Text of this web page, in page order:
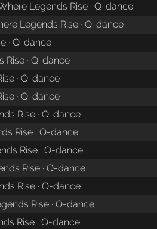
Legends Rise · Q-dance
Legends Rise · Q-dance
· Q-dance
Rise · Q-dance
· Q-dance
· Q-dance
Rise · Q-dance
Rise · Q-dance
Rise · Q-dance
Rise · Q-dance
Rise · Q-dance
Rise · Q-dance
Rise · Q-dance